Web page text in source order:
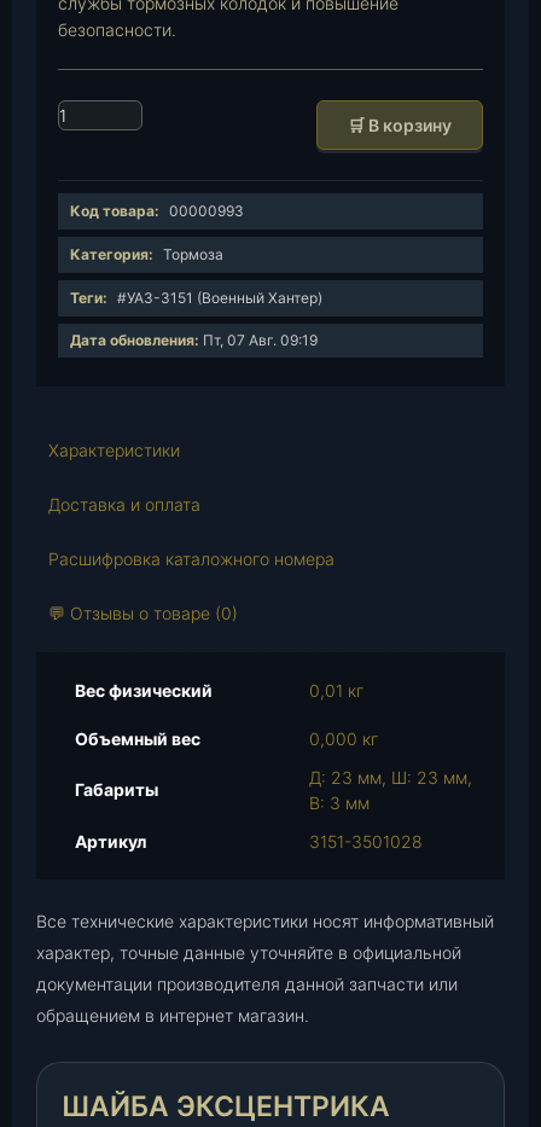
безопасности.
К
и
ч
с
о
в
р
Ш
й
и
к
1
1
🛒 В корзину
Код товара: 00000993
Категория: Тормоза
Теги: #УАЗ-3151 (Военный Хантер)
Дата обновления: Пт, 07 Авг. 09:19
Характеристики
Доставка и оплата
Расшифровка каталожного номера
💬 Отзывы о товаре (0)
Вес физический 0,01 кг
Объемный вес 0,000 кг
Габариты
Д: 23 мм, Ш: 23 мм,
В: 3 мм
Артикул
3151-3501028
Все технические характеристики носят информативный
характер, точные данные уточняйте в официальной
документации производителя данной запчасти или
обращением в интернет магазин.
ШАЙБА ЭКСЦЕНТРИКА